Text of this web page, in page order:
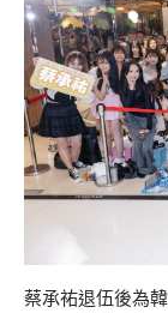
蔡承祐退伍後為